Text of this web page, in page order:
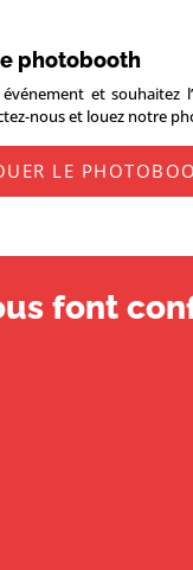
photobooth
et souhaitez
nous et louez notre
LE
font